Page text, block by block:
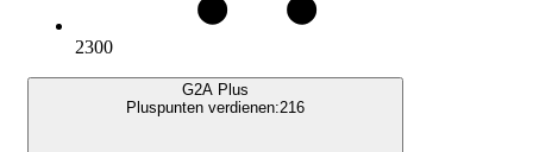
2300
G2A Plus
Pluspunten verdienen:216